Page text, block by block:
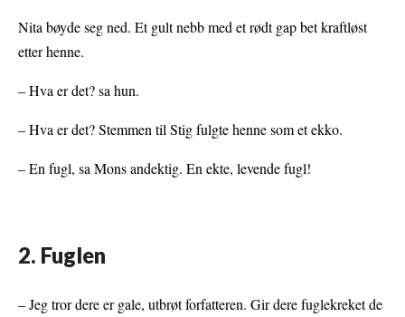
Nita bøyde seg ned. Et gult nebb med et rødt gap bet kraftløst
etter henne.
– Hva er det? sa hun.
– Hva er det? Stemmen til Stig fulgte henne som et ekko.
– En fugl, sa Mons andektig. En ekte, levende fugl!
2. Fuglen
– Jeg tror dere er gale, utbrøt forfatteren. Gir dere fuglekreket de